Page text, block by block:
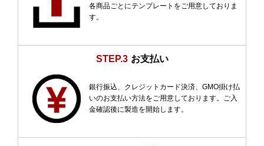
各商品ごとにテンプレートをご用意しておりま
す。
STEP.3 お支払い
銀行振込、クレジットカード決済、GMO掛け払
いのお支払い方法をご用意しております。ご入
金確認後に製造を開始します。